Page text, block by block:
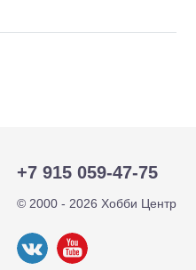
ДВС модели
+7 915 059-47-75
© 2000 - 2026 Хобби Центр